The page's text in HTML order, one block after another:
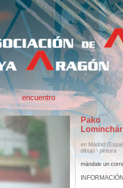
encuentro
Pako
Lominchár
en Madrid
dibujo \ pintura
mándale un